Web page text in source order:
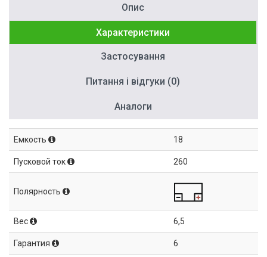
Опис
Характеристики
Застосування
Питання і відгуки (0)
Аналоги
Емкость 18
Пусковой ток 260
Полярность
Вес 6,5
Гарантия 6